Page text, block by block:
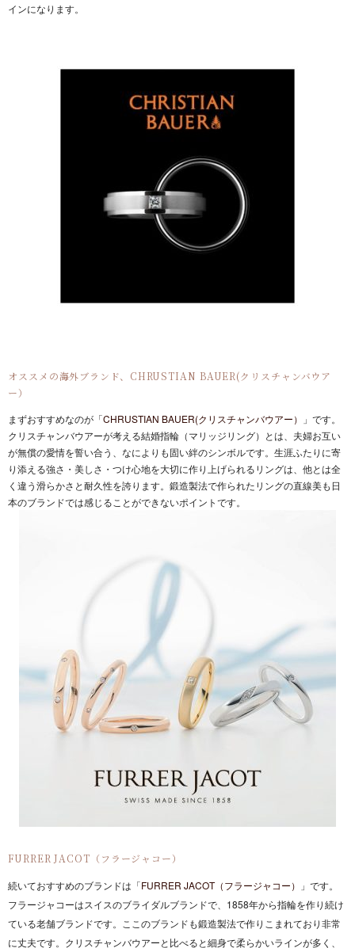
インになります。
オススメの海外ブランド、CHRUSTIAN BAUER(クリスチャンバウア
ー）
まずおすすめなのが「CHRUSTIAN BAUER(クリスチャンバウアー）
」です。
クリスチャンバウアーが考える結婚指輪（マリッジリング）とは、夫婦お互い
が無償の愛情を誓い合う、なによりも固い絆のシンボルです。生涯ふたりに寄
り添える強さ・美しさ・つけ心地を大切に作り上げられるリングは、他とは全
く違う滑らかさと耐久性を誇ります。鍛造製法で作られたリングの直線美も日
本のブランドでは感じることができないポイントです。
FURRER JACOT（フラージャコー）
続いておすすめのブランドは「FURRER JACOT（フラージャコー）
」です。
フラージャコーはスイスのブライダルブランドで、1858年から指輪を作り続け
ている老舗ブランドです。ここのブランドも鍛造製法で作りこまれており非常
に丈夫です。クリスチャンバウアーと比べると細身で柔らかいラインが多く、